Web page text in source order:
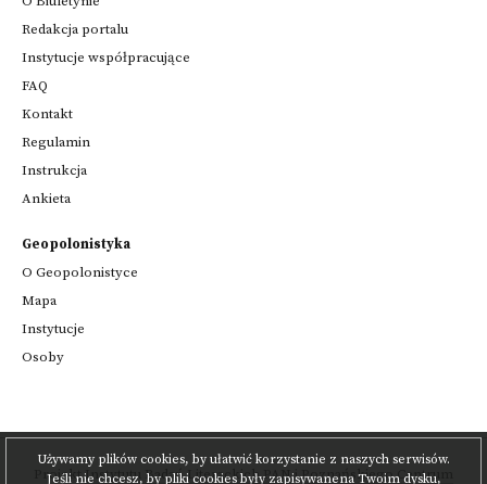
Używamy plików cookies, by ułatwić korzystanie z naszych serwisów.
Jeśli nie chcesz, by pliki cookies były zapisywanena Twoim dysku,
Redakcja portalu
Instytucje współpracujące
FAQ
Kontakt
Regulamin
Instrukcja
Ankieta
Geopolonistyka
O Geopolonistyce
Mapa
Instytucje
Osoby
ProjektInstytutu Badań Literackich PANiPoznańskiego Centrum